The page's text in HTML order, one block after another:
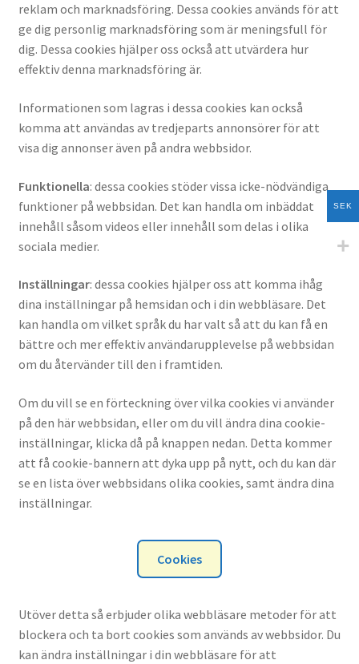
reklam och marknadsföring. Dessa cookies används för att
ge dig personlig marknadsföring som är meningsfull för
dig. Dessa cookies hjälper oss också att utvärdera hur
effektiv denna marknadsföring är.
Informationen som lagras i dessa cookies kan också
komma att användas av tredjeparts annonsörer för att
visa dig annonser även på andra webbsidor.
Funktionella: dessa cookies stöder vissa icke-nödvändiga
funktioner på webbsidan. Det kan handla om inbäddat
innehåll såsom videos eller innehåll som delas i olika
sociala medier.
Inställningar: dessa cookies hjälper oss att komma ihåg
dina inställningar på hemsidan och i din webbläsare. Det
kan handla om vilket språk du har valt så att du kan få en
bättre och mer effektiv användarupplevelse på webbsidan
om du återvänder till den i framtiden.
Om du vill se en förteckning över vilka cookies vi använder
på den här webbsidan, eller om du vill ändra dina cookie-
inställningar, klicka då på knappen nedan. Detta kommer
att få cookie-bannern att dyka upp på nytt, och du kan där
se en lista över webbsidans olika cookies, samt ändra dina
inställningar.
Cookies
Utöver detta så erbjuder olika webbläsare metoder för att
blockera och ta bort cookies som används av webbsidor. Du
kan ändra inställningar i din webbläsare för att
SEK